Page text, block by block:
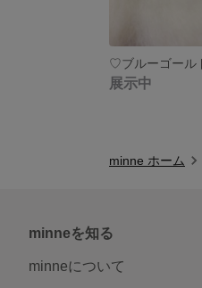
展示中
minne ホーム
minneを知る
minneについて